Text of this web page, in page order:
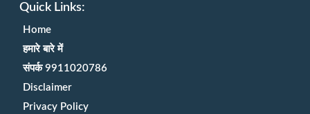
Quick Links:
Home
हमारे बारे में
संपर्क 9911020786
Disclaimer
Privacy Policy